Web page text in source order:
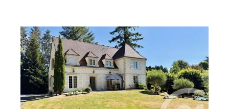
ST PRIEST TAURION 87
189,16 m2, 7 pièces
Ref : 1514
Maison à vendre
444 000 €